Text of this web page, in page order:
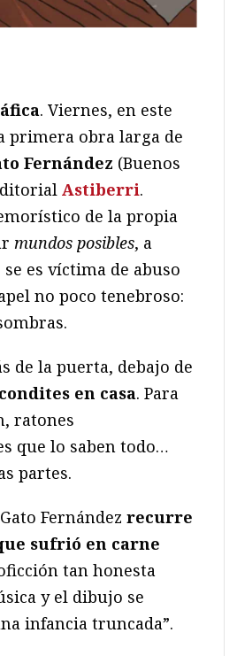
. Viernes, en este
primera obra larga de
Fernández (Buenos
Astiberri.
de la propia
mundos posibles, a
es víctima de abuso
no poco tenebroso:
de la puerta, debajo de
en casa. Para
ratones
que lo saben todo…
partes.
Fernández recurre
sufrió en carne
tan honesta
y el dibujo se
infancia truncada”.